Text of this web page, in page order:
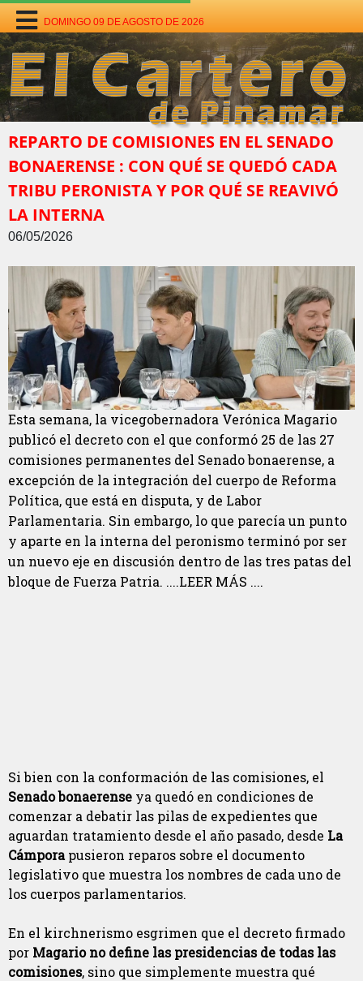
DOMINGO 09 DE AGOSTO DE 2026
REPARTO DE COMISIONES EN EL SENADO
BONAERENSE : CON QUÉ SE QUEDÓ CADA
TRIBU PERONISTA Y POR QUÉ SE REAVIVÓ
LA INTERNA
06/05/2026
Esta semana, la vicegobernadora Verónica Magario
publicó el decreto con el que conformó 25 de las 27
comisiones permanentes del Senado bonaerense, a
excepción de la integración del cuerpo de Reforma
Política, que está en disputa, y de Labor
Parlamentaria. Sin embargo, lo que parecía un punto
y aparte en la interna del peronismo terminó por ser
un nuevo eje en discusión dentro de las tres patas del
bloque de Fuerza Patria. ....LEER MÁS ....
Si bien con la conformación de las comisiones, el
Senado bonaerense ya quedó en condiciones de
comenzar a debatir las pilas de expedientes que
aguardan tratamiento desde el año pasado, desde La
Cámporapusieron reparos sobre el documento
legislativo que muestra los nombres de cada uno de
los cuerpos parlamentarios.
En el kirchnerismo esgrimen que el decreto firmado
por Magario no define las presidencias de todas las
comisiones, sino que simplemente muestra qué